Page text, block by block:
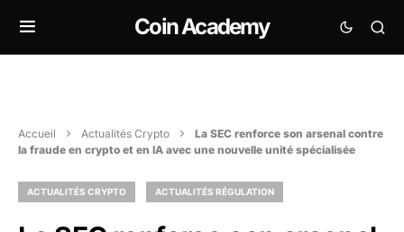
Coin Academy
Accueil Actualités Crypto
La SEC renforce son arsenal contre
la fraude en crypto et en IA avec une nouvelle unité spécialisée
ACTUALITÉS CRYPTO ACTUALITÉS RÉGULATION